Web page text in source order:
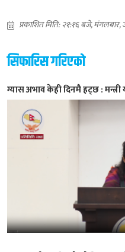
प्रकाशित मिति: २१:१६ बजे,
सिफारिस गरिएको
ग्यास अभाव केही दिनमै हट्छ : मन्त्री